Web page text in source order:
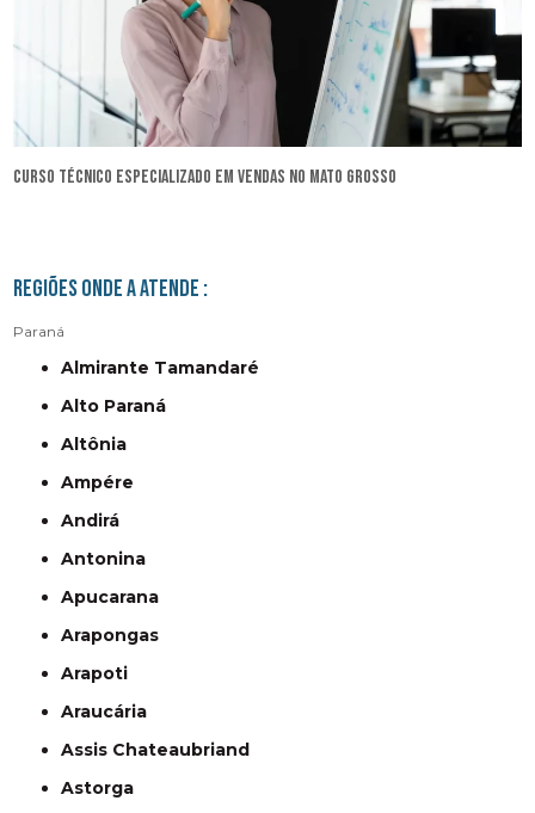
curso técnico especializado em vendas no Mato Grosso
Regiões onde a atende :
Paraná
Almirante Tamandaré
Alto Paraná
Altônia
Ampére
Andirá
Antonina
Apucarana
Arapongas
Arapoti
Araucária
Assis Chateaubriand
Astorga